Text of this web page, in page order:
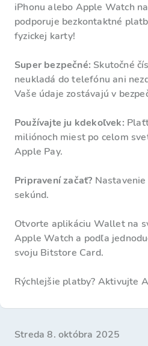
iPhonu alebo Apple Watch
podporuje bezkontaktné
fyzickej karty!
Super bezpečné: Skutočné
neukladá do telefónu ani
Vaše údaje zostávajú v
Používajte ju kdekoľvek:
miliónoch miest po celom
Apple Pay.
Pripravení začať?
sekúnd.
Otvorte aplikáciu Wallet na
Apple Watch a podľa
svoju Bitstore Card.
Rýchlejšie platby? Aktivujte
streda 8. októbra 2025